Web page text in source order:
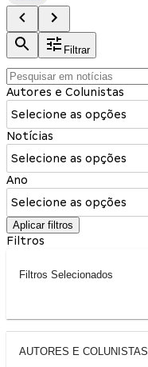
Filtrar
Autores e Colunistas
Selecione as opções
Notícias
Selecione as opções
Ano
Selecione as opções
Aplicar filtros
Filtros
Filtros Selecionados
AUTORES E COLUNISTAS